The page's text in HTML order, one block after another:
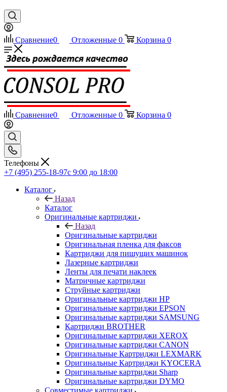
Сравнение0 Отложенные 0 Корзина 0
Сравнение0 Отложенные 0 Корзина 0
Телефоны
+7 (495) 255-18-97с 9:00 до 18:00
Каталог
Назад
Каталог
Оригинальные картриджи
Назад
Оригинальные картриджи
Оригинальная пленка для факсов
Картриджи для пишущих машинок
Лазерные картриджи
Ленты для печати наклеек
Матричные картриджи
Струйные картриджи
Оригинальные картриджи HP
Оригинальные картриджи EPSON
Оригинальные картриджи SAMSUNG
Картриджи BROTHER
Оригинальные картриджи XEROX
Оригинальные картриджи CANON
Оригинальные Картриджи LEXMARK
Оригинальные Картриджи KYOCERA
Оригинальные картриджи Sharp
Оригинальные картриджи DYMO
Совместимые картриджи